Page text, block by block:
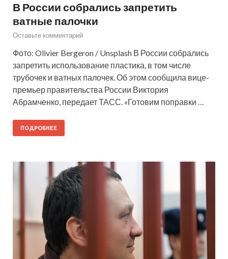
В России собрались запретить
ватные палочки
Оставьте комментарий
Фото: Olivier Bergeron / Unsplash В России собрались
запретить использование пластика, в том числе
трубочек и ватных палочек. Об этом сообщила вице-
премьер правительства России Виктория
Абрамченко, передает ТАСС. «Готовим поправки …
ПОДРОБНЕЕ